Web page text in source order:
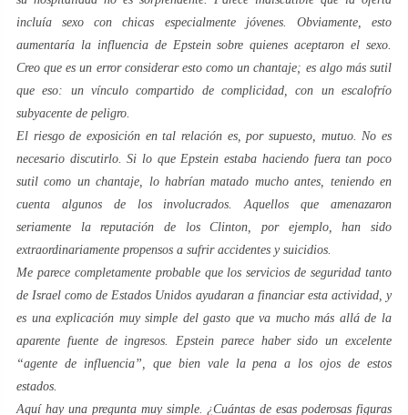
incluía sexo con chicas especialmente jóvenes. Obviamente, esto
aumentaría la influencia de Epstein sobre quienes aceptaron el sexo.
Creo que es un error considerar esto como un chantaje; es algo más sutil
que eso: un vínculo compartido de complicidad, con un escalofrío
subyacente de peligro.
El riesgo de exposición en tal relación es, por supuesto, mutuo. No es
necesario discutirlo. Si lo que Epstein estaba haciendo fuera tan poco
sutil como un chantaje, lo habrían matado mucho antes, teniendo en
cuenta algunos de los involucrados. Aquellos que amenazaron
seriamente la reputación de los Clinton, por ejemplo, han sido
extraordinariamente propensos a sufrir accidentes y suicidios.
Me parece completamente probable que los servicios de seguridad tanto
de Israel como de Estados Unidos ayudaran a financiar esta actividad, y
es una explicación muy simple del gasto que va mucho más allá de la
aparente fuente de ingresos. Epstein parece haber sido un excelente
“agente de influencia”, que bien vale la pena a los ojos de estos
estados.
Aquí hay una pregunta muy simple. ¿Cuántas de esas poderosas figuras